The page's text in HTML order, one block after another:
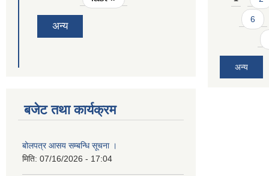
अन्य
बजेट तथा कार्यक्रम
बोलपत्र आसय सम्बन्धि सूचना ।
मिति: 07/16/2026 - 17:04
6
अन्य